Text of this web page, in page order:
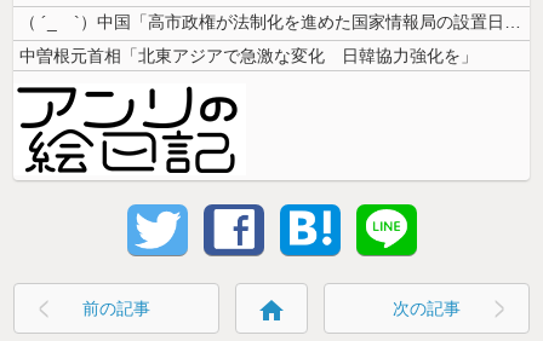
（ ´_ゝ`）中国「高市政権が法制化を進めた国家情報局の設置日が7月3...
中曽根元首相「北東アジアで急激な変化 日韓協力強化を」
前の記事 home 次の記事